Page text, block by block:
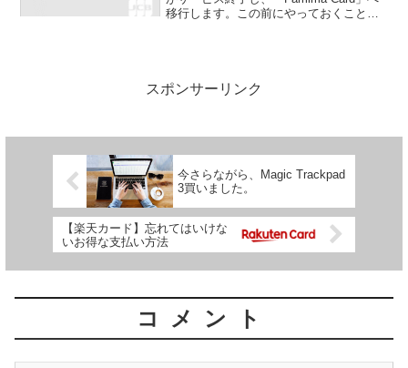
移行します。この前にやっておくことを
スポンサーリンク
今さらながら、Magic Trackpad
3買いました。
【楽天カード】忘れてはいけな
いお得な支払い方法
コメント